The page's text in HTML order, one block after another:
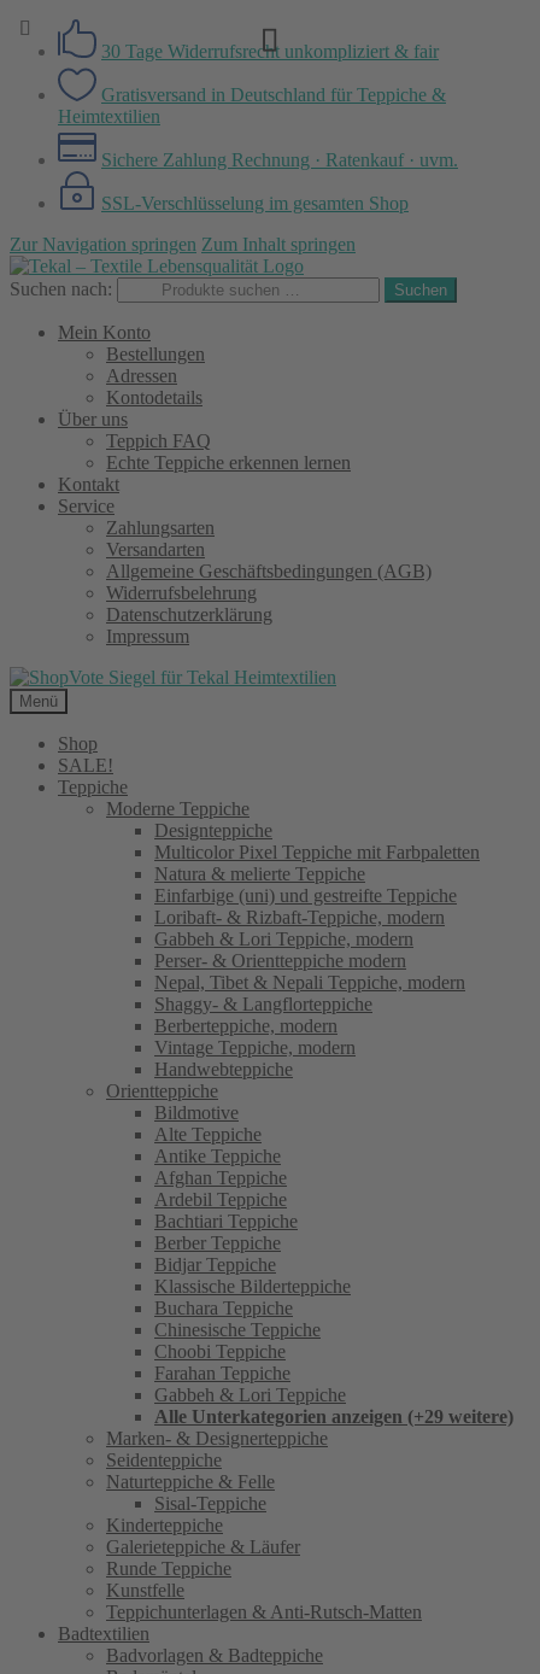
30 Tage Widerrufsrecht unkompliziert & fair
Gratisversand in Deutschland für Teppiche &
Heimtextilien
Sichere Zahlung Rechnung · Ratenkauf · uvm.
SSL-Verschlüsselung im gesamten Shop
Zur Navigation springen Zum Inhalt springen
Suchen nach: Suchen
Mein Konto
Bestellungen
Adressen
Kontodetails
Über uns
Teppich FAQ
Echte Teppiche erkennen lernen
Kontakt
Service
Zahlungsarten
Versandarten
Allgemeine Geschäftsbedingungen (AGB)
Widerrufsbelehrung
Datenschutzerklärung
Impressum
Menü
Shop
SALE!
Teppiche
Moderne Teppiche
Designteppiche
Multicolor Pixel Teppiche mit Farbpaletten
Natura & melierte Teppiche
Einfarbige (uni) und gestreifte Teppiche
Loribaft- & Rizbaft-Teppiche, modern
Gabbeh & Lori Teppiche, modern
Perser- & Orientteppiche modern
Nepal, Tibet & Nepali Teppiche, modern
Shaggy- & Langflorteppiche
Berberteppiche, modern
Vintage Teppiche, modern
Handwebteppiche
Orientteppiche
Bildmotive
Alte Teppiche
Antike Teppiche
Afghan Teppiche
Ardebil Teppiche
Bachtiari Teppiche
Berber Teppiche
Bidjar Teppiche
Klassische Bilderteppiche
Buchara Teppiche
Chinesische Teppiche
Choobi Teppiche
Farahan Teppiche
Gabbeh & Lori Teppiche
Alle Unterkategorien anzeigen (+29 weitere)
Marken- & Designerteppiche
Seidenteppiche
Naturteppiche & Felle
Sisal-Teppiche
Kinderteppiche
Galerieteppiche & Läufer
Runde Teppiche
Kunstfelle
Teppichunterlagen & Anti-Rutsch-Matten
Badtextilien
Badvorlagen & Badteppiche